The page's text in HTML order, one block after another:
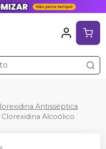
Antisséptica
Alcoólico